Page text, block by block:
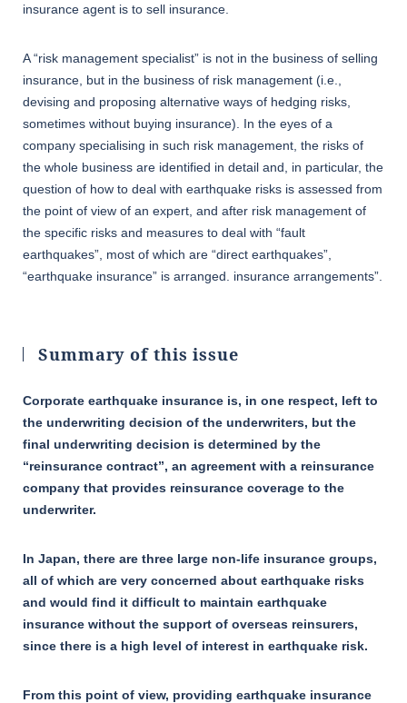
insurance agent is to sell insurance.
A “risk management specialist” is not in the business of selling
insurance, but in the business of risk management (i.e.,
devising and proposing alternative ways of hedging risks,
sometimes without buying insurance). In the eyes of a
company specialising in such risk management, the risks of
the whole business are identified in detail and, in particular, the
question of how to deal with earthquake risks is assessed from
the point of view of an expert, and after risk management of
the specific risks and measures to deal with “fault
earthquakes”, most of which are “direct earthquakes”,
“earthquake insurance” is arranged. insurance arrangements”.
Summary of this issue
Corporate earthquake insurance is, in one respect, left to
the underwriting decision of the underwriters, but the
final underwriting decision is determined by the
“reinsurance contract”, an agreement with a reinsurance
company that provides reinsurance coverage to the
underwriter.
In Japan, there are three large non-life insurance groups,
all of which are very concerned about earthquake risks
and would find it difficult to maintain earthquake
insurance without the support of overseas reinsurers,
since there is a high level of interest in earthquake risk.
From this point of view, providing earthquake insurance